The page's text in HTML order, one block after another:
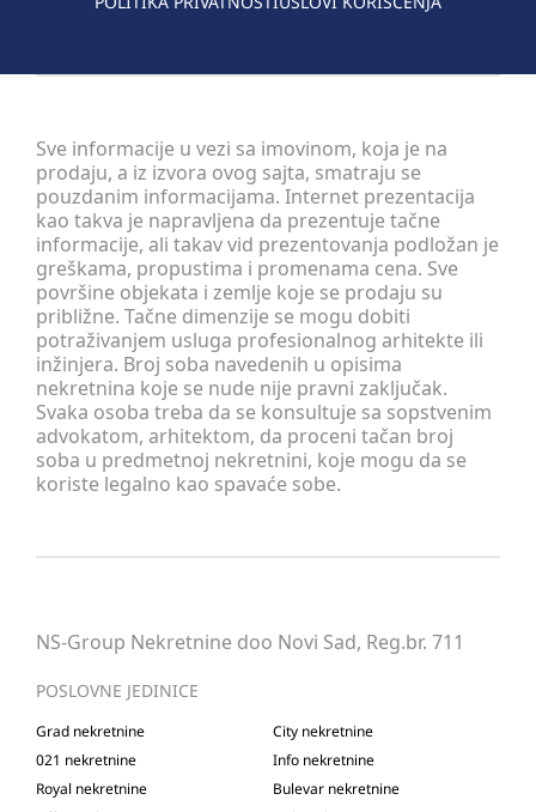
Sve informacije u vezi sa imovinom, koja je na
prodaju, a iz izvora ovog sajta, smatraju se
pouzdanim informacijama. Internet prezentacija
kao takva je napravljena da prezentuje tačne
informacije, ali takav vid prezentovanja podložan je
greškama, propustima i promenama cena. Sve
površine objekata i zemlje koje se prodaju su
približne. Tačne dimenzije se mogu dobiti
potraživanjem usluga profesionalnog arhitekte ili
inžinjera. Broj soba navedenih u opisima
nekretnina koje se nude nije pravni zaključak.
Svaka osoba treba da se konsultuje sa sopstvenim
advokatom, arhitektom, da proceni tačan broj
soba u predmetnoj nekretnini, koje mogu da se
koriste legalno kao spavaće sobe.
NS-Group Nekretnine doo Novi Sad, Reg.br. 711
POSLOVNE JEDINICE
Grad nekretnine
City nekretnine
021 nekretnine
Info nekretnine
Royal nekretnine
Bulevar nekretnine